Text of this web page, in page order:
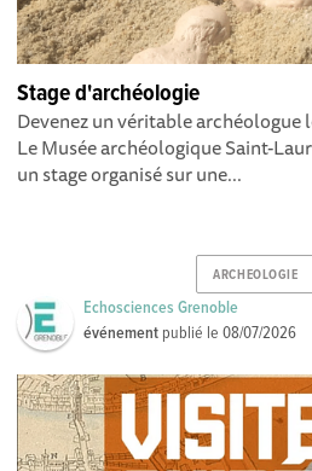
Stage d'archéologie
Devenez un véritable archéologue
Le Musée archéologique Saint-
un stage organisé sur une...
ARCHEOLOGIE
Echosciences Grenoble
événement publié le08/07/2026